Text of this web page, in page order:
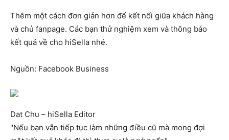
Thêm một cách đơn giản hơn để kết nối giữa khách hàng
và chủ fanpage. Các bạn thử nghiệm xem và thông báo
kết quả về cho hiSella nhé.
Nguồn: Facebook Business
Dat Chu – hiSella Editor
"Nếu bạn vẫn tiếp tục làm những điều cũ mà mong đợi